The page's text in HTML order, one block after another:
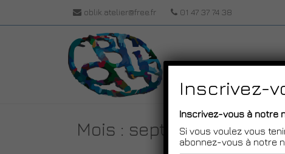
oblik.atelier@free.fr 01 47 37 74 38
Mois : septembre 2019
Inscrivez-
Inscrivez-vous à notre
Si vous voulez vous
abonnez-vous à notre